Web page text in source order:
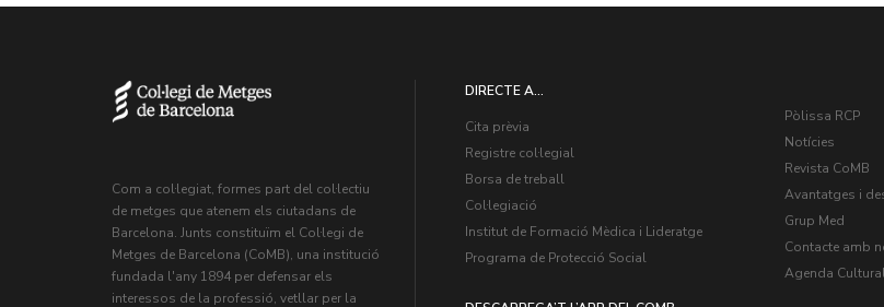
Com a col·legiat, formes part del col·lectiu
de metges que atenem els ciutadans de
Barcelona. Junts constituïm el Col·legi de
Metges de Barcelona (CoMB), una institució
fundada l'any 1894 per defensar els
interessos de la professió, vetllar per la
DIRECTE A...
Cita prèvia
Registre col·legial
Borsa de treball
Col·legiació
Institut de Formació Mèdica i Lideratge
Programa de Protecció Social
Pòlissa RCP
Notícies
Revista CoMB
Avantatges i
Grup Med
Contacte amb
Agenda